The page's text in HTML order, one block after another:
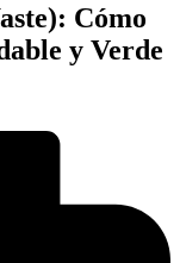
Cómo
y Verde